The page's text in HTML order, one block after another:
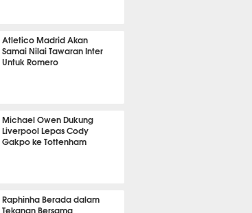
Atletico Madrid Akan
Samai Nilai Tawaran Inter
Untuk Romero
Michael Owen Dukung
Liverpool Lepas Cody
Gakpo ke Tottenham
Raphinha Berada dalam
Tekanan Bersama